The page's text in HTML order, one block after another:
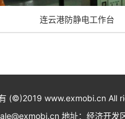
连云港防静电工作台
(©)2019 www.exmobi.cn All
地址：经济开发